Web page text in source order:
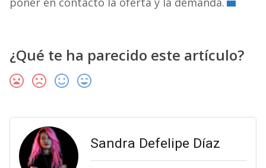
¿Qué te ha parecido este artículo?
Sandra Defelipe Díaz